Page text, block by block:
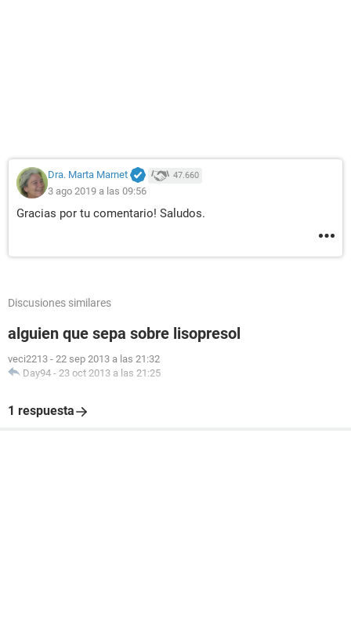
Dra. Marta Marnet 47.660
3 ago 2019 a las 09:56
Gracias por tu comentario! Saludos.
Discusiones similares
alguien que sepa sobre lisopresol
veci2213 - 22 sep 2013 a las 21:32
Day94 - 23 oct 2013 a las 21:25
1 respuesta